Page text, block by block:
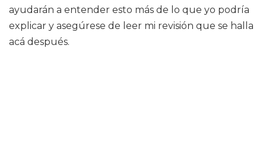
ayudarán a entender esto más de lo que yo podría
explicar y asegúrese de leer mi revisión que se halla
acá después.